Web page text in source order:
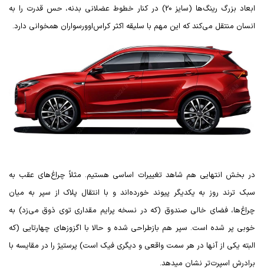
ابعاد بزرگ رینگ‌ها (سایز 20) در کنار خطوط عضلانی بدنه، حس قدرت را به
انسان منتقل می‌کند که این مهم با سلیقه اکثر کراس‌اوورسواران همخوانی دارد.
در بخش انتهایی هم شاهد تغییرات اساسی هستیم. مثلاً چراغ‌های عقب به
سبک ترند روز به یکدیگر پیوند خورده‌اند و با انتقال پلاک از سپر به میان
چراغ‌ها، فضای خالی صندوق (که در نسخه پرایم مقداری توی ذوق می‌زد) به
خوبی پر شده است. سپر هم بازطراحی شده و حالا با اگزوزهای چهارتایی (که
البته یکی از آنها در هر سمت واقعی و دیگری فیک است) پرستیژ را در مقایسه با
برادرش اسپرت‌تر نشان میدهد.